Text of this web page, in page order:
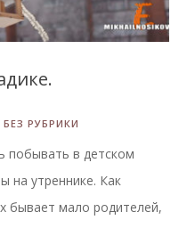
БЕЗ РУБРИКИ
побывать в детском
на утреннике. Как
бывает мало родителей,